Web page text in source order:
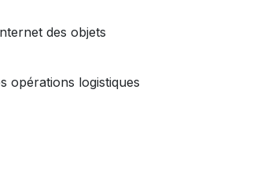
des objets
opérations logistiques